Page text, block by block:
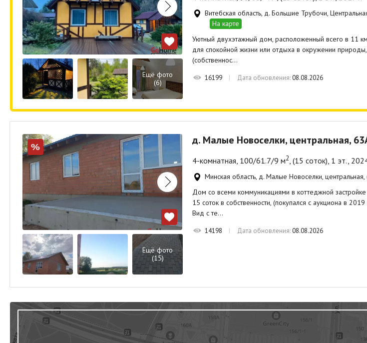
Ещё фото
(6)
Витебская область, д. Большие Трубочи,
На карте
Уютный двухэтажный дом, расположенный всего в 11
для спокойной жизни или отдыха в окружении
(собственнос…
16199 Дата обновления:08.08.2026
%
Ещё фото
(15)
д. Малые Новоселки, центральная,
4-комнатная, 100/61.7/9 м2 , (15 соток), 1 эт.,
Минская область, д. Малые Новоселки,
Дом со всеми коммуникациями в коттеджной
15 соток в собственности, (покупался с аукциона в
Вид с те…
14198 Дата обновления:08.08.2026